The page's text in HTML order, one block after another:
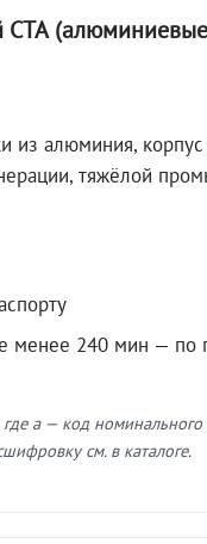
СТА (алюминиевые
из алюминия, корпус
тяжёлой
менее 240 мин — по
a — код номинального
см. в каталоге.